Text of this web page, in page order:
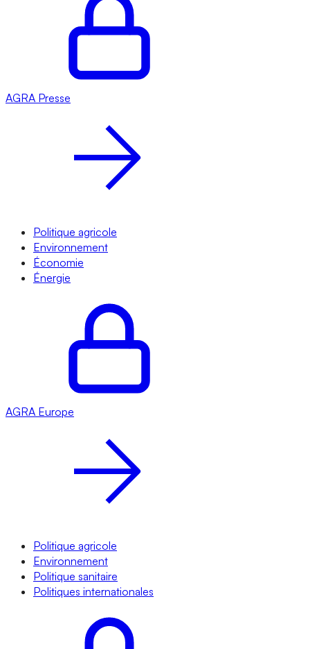
AGRA Presse
Politique agricole
Environnement
Économie
Énergie
AGRA Europe
Politique agricole
Environnement
Politique sanitaire
Politiques internationales